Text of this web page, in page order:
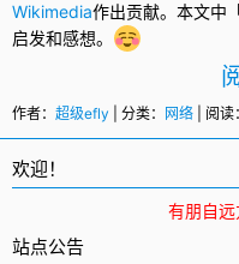
Wikimedia作出贡献。本文中
启发和感想。
作者： 超级efly | 分类： 网络 | 阅
欢迎！
有朋自远
站点公告